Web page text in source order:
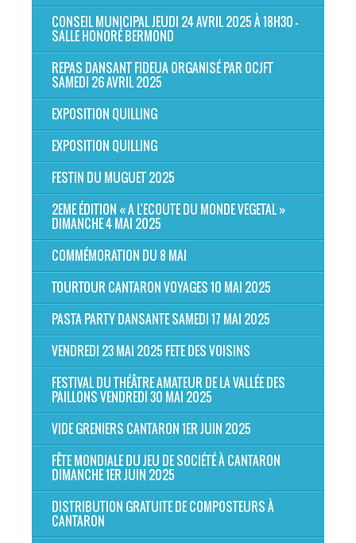
CONSEIL MUNICIPAL JEUDI 24 AVRIL 2025 À 18H30 -
SALLE HONORÉ BERMOND
REPAS DANSANT FIDEUA ORGANISÉ PAR OCJFT
SAMEDI 26 AVRIL 2025
EXPOSITION QUILLING
EXPOSITION QUILLING
FESTIN DU MUGUET 2025
2EME ÉDITION « A L’ECOUTE DU MONDE VEGETAL »
DIMANCHE 4 MAI 2025
COMMÉMORATION DU 8 MAI
TOURTOUR CANTARON VOYAGES 10 MAI 2025
PASTA PARTY DANSANTE SAMEDI 17 MAI 2025
VENDREDI 23 MAI 2025 FETE DES VOISINS
FESTIVAL DU THÉÂTRE AMATEUR DE LA VALLÉE DES
PAILLONS VENDREDI 30 MAI 2025
VIDE GRENIERS CANTARON 1ER JUIN 2025
FÊTE MONDIALE DU JEU DE SOCIÉTÉ À CANTARON
DIMANCHE 1ER JUIN 2025
DISTRIBUTION GRATUITE DE COMPOSTEURS À
CANTARON